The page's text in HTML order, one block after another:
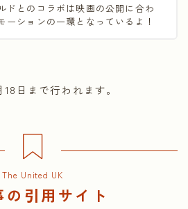
ドとのコラボは映画の公開に合わ
ーションの一環となっているよ！
日まで行われます。
The United UK
の引用サイト